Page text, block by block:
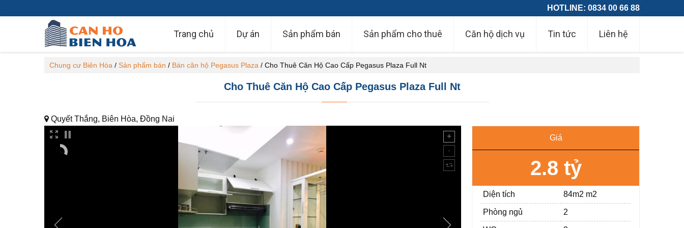
HOTLINE: 0834 00 66 88
Trang chủ Dự án Sản phẩm bán Sản phẩm cho thuê Căn hộ dịch vụ Tin tức Liên hệ
Chung cư Biên Hòa / Sản phẩm bán / Bán căn hộ Pegasus Plaza / Cho Thuê Căn Hộ Cao Cấp Pegasus Plaza Full Nt
Cho Thuê Căn Hộ Cao Cấp Pegasus Plaza Full Nt
Quyết Thắng, Biên Hòa, Đồng Nai
Giá
2.8 tỷ
Diện tích 84m2 m2
Phòng ngủ 2